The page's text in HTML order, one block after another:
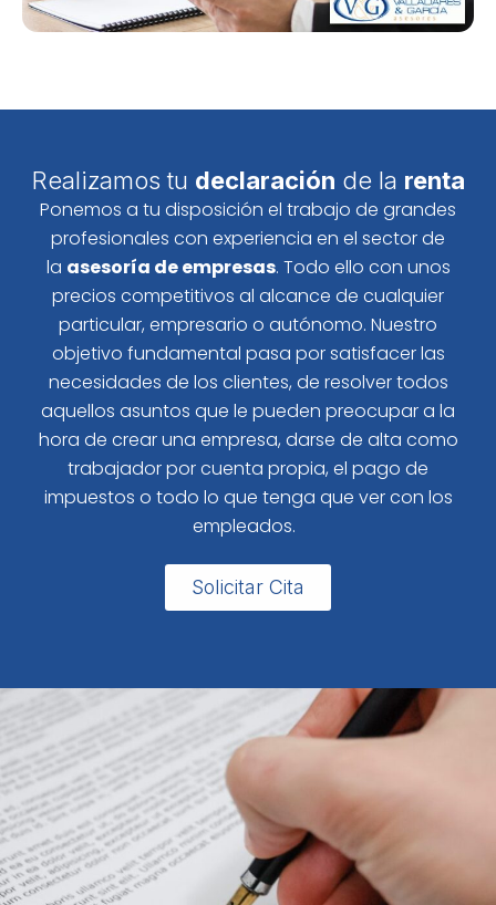
Realizamos tu declaración de la renta
Ponemos a tu disposición el trabajo de grandes
profesionales con experiencia en el sector de
la asesoría de empresas. Todo ello con unos
precios competitivos al alcance de cualquier
particular, empresario o autónomo. Nuestro
objetivo fundamental pasa por satisfacer las
necesidades de los clientes, de resolver todos
aquellos asuntos que le pueden preocupar a la
hora de crear una empresa, darse de alta como
trabajador por cuenta propia, el pago de
impuestos o todo lo que tenga que ver con los
empleados.
Solicitar Cita